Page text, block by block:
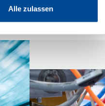
Alle zulassen